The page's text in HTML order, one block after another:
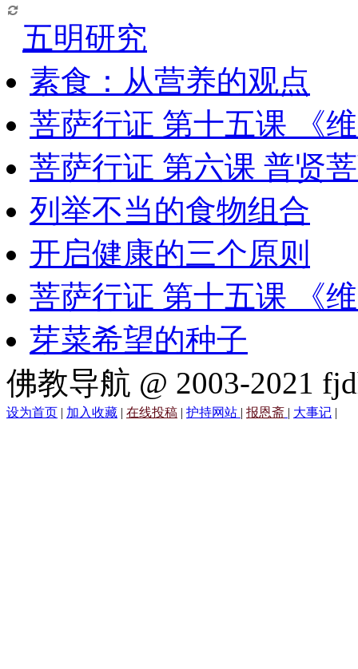
五明研究
素食：从营养的观点
菩萨行证 第十五课 《
菩萨行证 第六课 普贤
列举不当的食物组合
开启健康的三个原则
菩萨行证 第十五课 《
芽菜希望的种子
佛教导航 @ 2003-2021
设为首页 | 加入收藏 | 在线投稿 | 护持网站 | 报恩斋 | 大事记 |